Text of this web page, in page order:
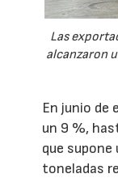
Las
alcanzaron
En junio de
un 9 %,
que supone
toneladas